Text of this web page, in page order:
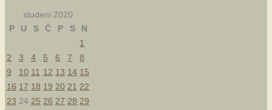
studeni 2020
P
U S Č P S
N
1
2
3 4 5 6 7
8
9
10 11 12 13 14 15
16 17 18 19 20 21 22
23 24 25 26 27 28 29